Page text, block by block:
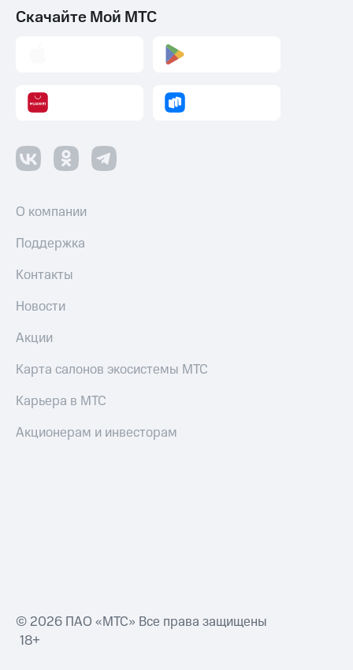
Скачайте Мой МТС
О компании
Поддержка
Контакты
Новости
Акции
Карта салонов экосистемы МТС
Карьера в МТС
Акционерам и инвесторам
© 2026 ПАО «МТС» Все права защищены
18+